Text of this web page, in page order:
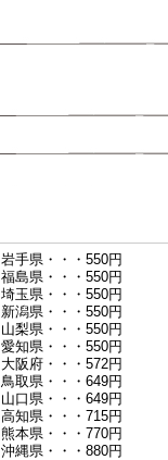
岩手県・・・550円
福島県・・・550円
埼玉県・・・550円
新潟県・・・550円
山梨県・・・550円
愛知県・・・550円
大阪府・・・572円
鳥取県・・・649円
山口県・・・649円
高知県・・・715円
熊本県・・・770円
沖縄県・・・880円